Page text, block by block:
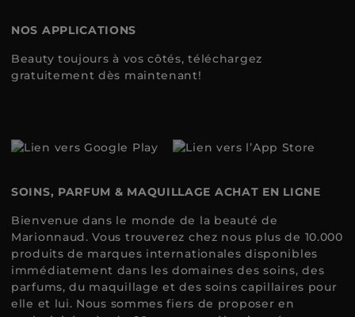
NOS APPLICATIONS
Beauty toujours à vos côtés, téléchargez
gratuitement dès maintenant!
SOINS, PARFUM & MAQUILLAGE ACHAT EN LIGNE
Bienvenue dans le monde de la beauté de
Marionnaud. Vous trouverez chez nous plus de 10.000
produits de marques internationales disponibles
immédiatement dans les domaines des soins, des
parfums, du maquillage et des soins capillaires pour
elle et lui. Nous sommes fiers de proposer en